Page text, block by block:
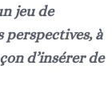
jeu de
à
d’insérer de